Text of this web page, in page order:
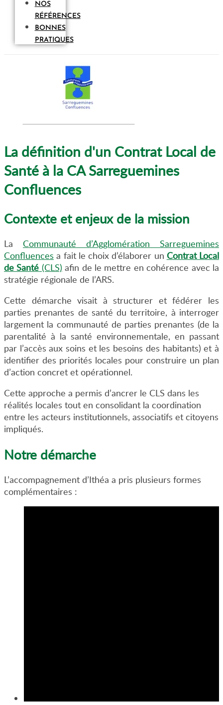
NOS
RÉFÉRENCES
BONNES
PRATIQUES
La définition d'un Contrat Local de
Santé à la CA Sarreguemines
Confluences
Contexte et enjeux de la mission
La Communauté d’Agglomération Sarreguemines
Confluences a fait le choix d’élaborer un Contrat Local
de Santé (CLS) afin de le mettre en cohérence avec la
stratégie régionale de l’ARS.
Cette démarche visait à structurer et fédérer les
parties prenantes de santé du territoire, à interroger
largement la communauté de parties prenantes (de la
parentalité à la santé environnementale, en passant
par l’accès aux soins et les besoins des habitants) et à
identifier des priorités locales pour construire un plan
d’action concret et opérationnel.
Cette approche a permis d’ancrer le CLS dans les
réalités locales tout en consolidant la coordination
entre les acteurs institutionnels, associatifs et citoyens
impliqués.
Notre démarche
L’accompagnement d’Ithéa a pris plusieurs formes
complémentaires :